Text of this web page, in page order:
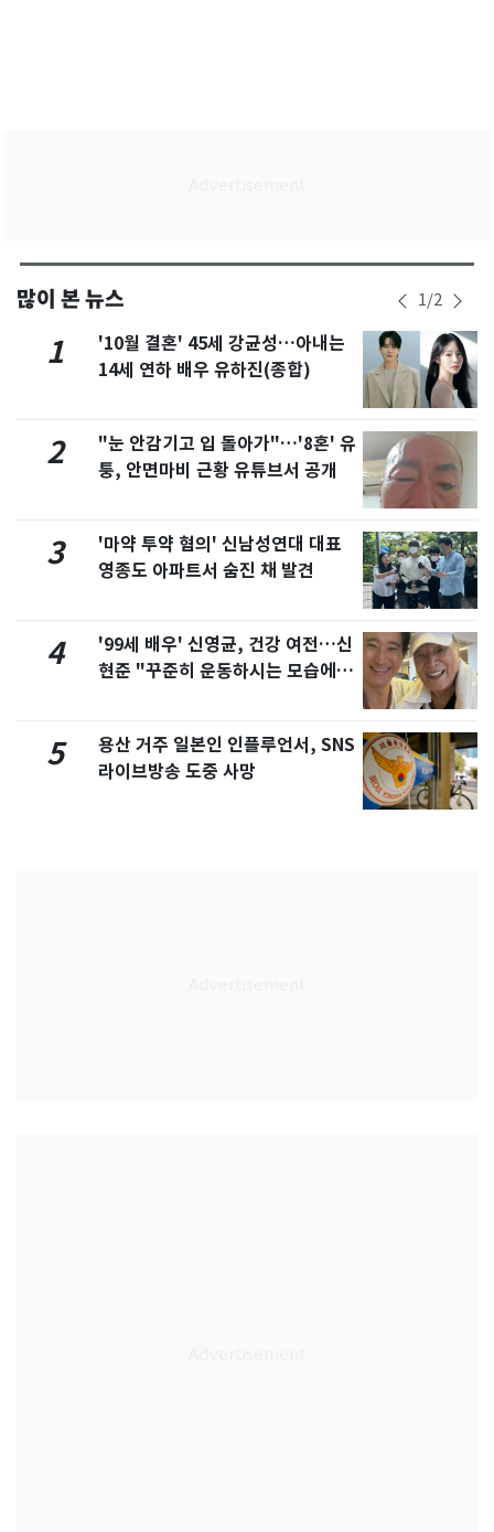
많이 본 뉴스 1/2
1
'10월 결혼' 45세 강균성…아내는
14세 연하 배우 유하진(종합)
2
"눈 안감기고 입 돌아가"…'8혼' 유
퉁, 안면마비 근황 유튜브서 공개
3
'마약 투약 혐의' 신남성연대 대표
영종도 아파트서 숨진 채 발견
4
'99세 배우' 신영균, 건강 여전…신
현준 "꾸준히 운동하시는 모습에 큰
5
용산 거주 일본인 인플루언서, SNS
라이브방송 도중 사망